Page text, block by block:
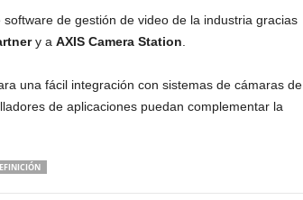
de gestión de video de la industria gracias
y a AXIS Camera Station
una fácil integración con sistemas de cámaras de
de aplicaciones puedan complementar la